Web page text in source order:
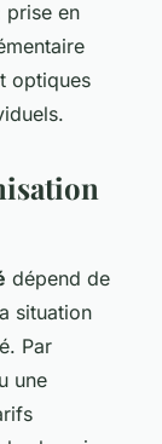
prise en
optiques
dépend de
situation
Par
une